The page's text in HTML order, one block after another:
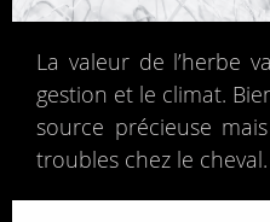
La valeur de l’herbe
ges­tion et le cli­mat.
source pré­cieuse
troubles chez le che­val.